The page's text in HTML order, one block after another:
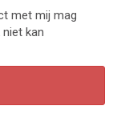
met mij mag
kan